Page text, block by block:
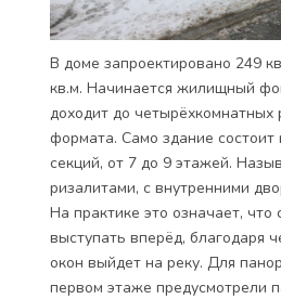
В доме запроектировано 249
кв.м. Начинается жилищный
доходит до четырёхкомнатных
формата. Само здание состоит
секций, от 7 до 9 этажей.
ризалитами, с внутренними
На практике это означает, что
выступать вперёд, благодаря
окон выйдет на реку. Для
первом этаже предусмотрели